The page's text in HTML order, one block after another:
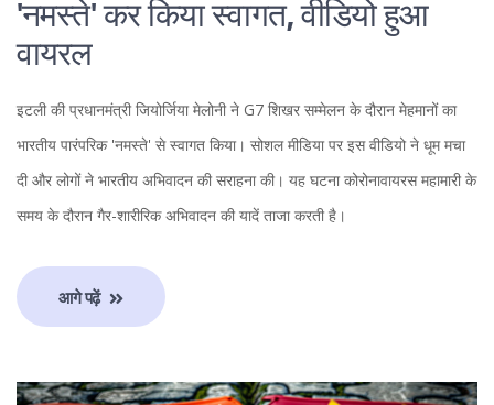
'नमस्ते' कर किया स्वागत, वीडियो हुआ
वायरल
इटली की प्रधानमंत्री जियोर्जिया मेलोनी ने G7 शिखर सम्मेलन के दौरान मेहमानों का
भारतीय पारंपरिक 'नमस्ते' से स्वागत किया। सोशल मीडिया पर इस वीडियो ने धूम मचा
दी और लोगों ने भारतीय अभिवादन की सराहना की। यह घटना कोरोनावायरस महामारी के
समय के दौरान गैर-शारीरिक अभिवादन की यादें ताजा करती है।
आगे पढ़ें